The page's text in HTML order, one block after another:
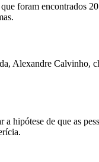
foram encontrados
Alexandre
hipótese de que as